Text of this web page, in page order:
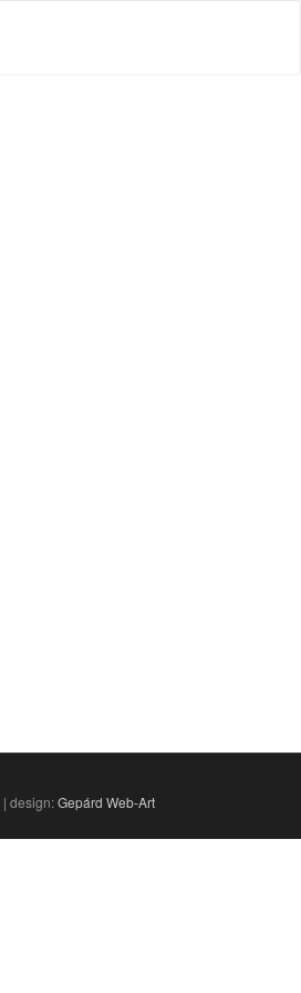
| design:Gepárd Web-Art